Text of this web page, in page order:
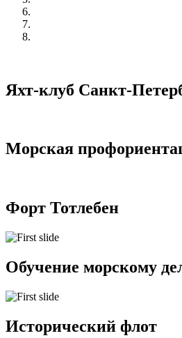
Яхт-клуб Санкт-
Морская
Форт Тотлебен
Обучение морскому
Исторический флот